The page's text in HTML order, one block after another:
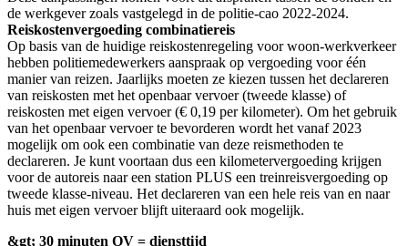
de werkgever zoals vastgelegd in de politie-cao 2022-2024.
Reiskostenvergoeding combinatiereis
Op basis van de huidige reiskostenregeling voor woon-werkverkeer
hebben politiemedewerkers aanspraak op vergoeding voor één
manier van reizen. Jaarlijks moeten ze kiezen tussen het declareren
van reiskosten met het openbaar vervoer (tweede klasse) of
reiskosten met eigen vervoer (€ 0,19 per kilometer). Om het gebruik
van het openbaar vervoer te bevorderen wordt het vanaf 2023
mogelijk om ook een combinatie van deze reismethoden te
declareren. Je kunt voortaan dus een kilometervergoeding krijgen
voor de autoreis naar een station PLUS een treinreisvergoeding op
tweede klasse-niveau. Het declareren van een hele reis van en naar
huis met eigen vervoer blijft uiteraard ook mogelijk.
&gt; 30 minuten OV = diensttijd